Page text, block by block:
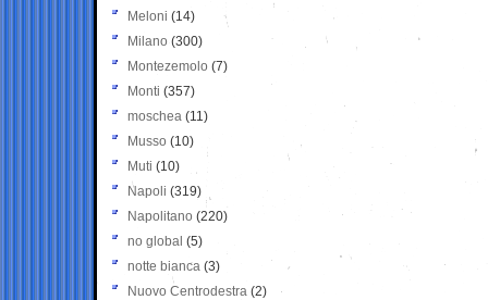
Meloni (14)
Milano (300)
Montezemolo (7)
Monti (357)
moschea (11)
Musso (10)
Muti (10)
Napoli (319)
Napolitano (220)
no global (5)
notte bianca (3)
Nuovo Centrodestra (2)